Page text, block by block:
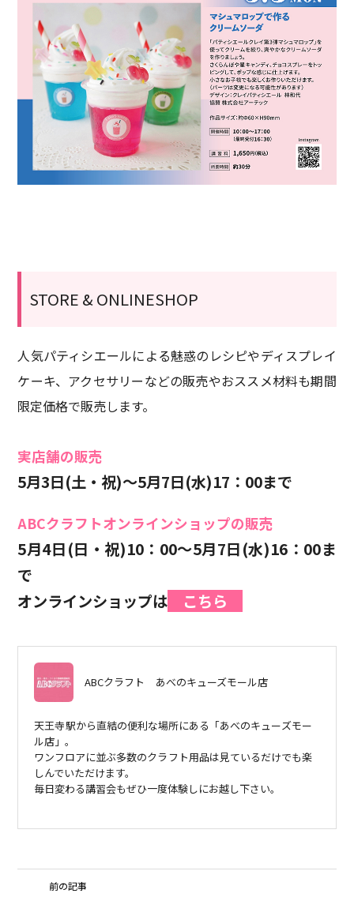
STORE & ONLINESHOP
人気パティシエールによる魅惑のレシピやディスプレイ
ケーキ、アクセサリーなどの販売やおススメ材料も期間
限定価格で販売します。
実店舗の販売
5月3日(土・祝)～5月7日(水)17：00まで
ABCクラフトオンラインショップの販売
5月4日(日・祝)10：00～5月7日(水)16：00ま
で
オンラインショップは
こちら
ABCクラフト あべのキューズモール店
天王寺駅から直結の便利な場所にある「あべのキューズモー
ル店」。
ワンフロアに並ぶ多数のクラフト用品は見ているだけでも楽
しんでいただけます。
毎日変わる講習会もぜひ一度体験しにお越し下さい。
前の記事